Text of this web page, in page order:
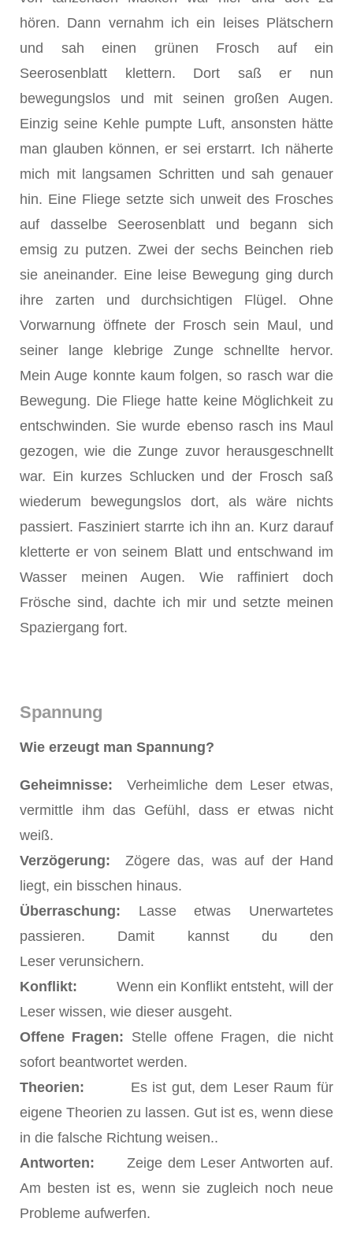
hören. Dann vernahm ich ein leises Plätschern
und sah einen grünen Frosch auf ein
Seerosenblatt klettern. Dort saß er nun
bewegungslos und mit seinen großen Augen.
Einzig seine Kehle pumpte Luft, ansonsten hätte
man glauben können, er sei erstarrt. Ich näherte
mich mit langsamen Schritten und sah genauer
hin. Eine Fliege setzte sich unweit des Frosches
auf dasselbe Seerosenblatt und begann sich
emsig zu putzen. Zwei der sechs Beinchen rieb
sie aneinander. Eine leise Bewegung ging durch
ihre zarten und durchsichtigen Flügel. Ohne
Vorwarnung öffnete der Frosch sein Maul, und
seiner lange klebrige Zunge schnellte hervor.
Mein Auge konnte kaum folgen, so rasch war die
Bewegung. Die Fliege hatte keine Möglichkeit zu
entschwinden. Sie wurde ebenso rasch ins Maul
gezogen, wie die Zunge zuvor herausgeschnellt
war. Ein kurzes Schlucken und der Frosch saß
wiederum bewegungslos dort, als wäre nichts
passiert. Fasziniert starrte ich ihn an. Kurz darauf
kletterte er von seinem Blatt und entschwand im
Wasser meinen Augen. Wie raffiniert doch
Frösche sind, dachte ich mir und setzte meinen
Spaziergang fort.
Spannung
Wie erzeugt man Spannung?
Geheimnisse: Verheimliche dem Leser etwas,
vermittle ihm das Gefühl, dass er etwas nicht
weiß.
Verzögerung: Zögere das, was auf der Hand
liegt, ein bisschen hinaus.
Überraschung: Lasse etwas Unerwartetes
passieren. Damit kannst du den
Leser verunsichern.
Konflikt: Wenn ein Konflikt entsteht, will der
Leser wissen, wie dieser ausgeht.
Offene Fragen: Stelle offene Fragen, die nicht
sofort beantwortet werden.
Theorien: Es ist gut, dem Leser Raum für
eigene Theorien zu lassen. Gut ist es, wenn diese
in die falsche Richtung weisen..
Antworten: Zeige dem Leser Antworten auf.
Am besten ist es, wenn sie zugleich noch neue
Probleme aufwerfen.